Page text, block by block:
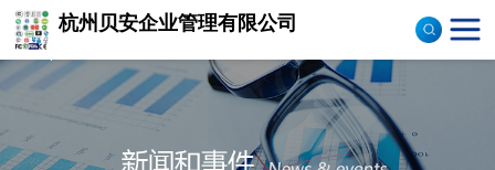
杭州贝安企业管理有限公司
商品售后服务评价体系
认证
ISO9001认证